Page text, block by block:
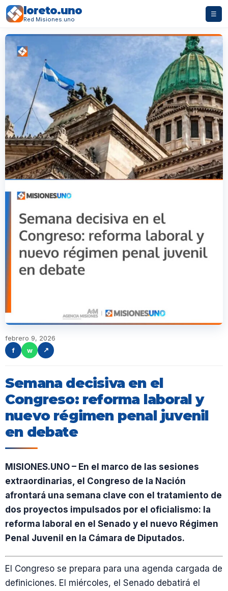
loreto.uno
Red Misiones.uno
☰
febrero 9, 2026
f
w ↗
Semana decisiva en el
Congreso: reforma laboral y
nuevo régimen penal juvenil
en debate
MISIONES.UNO – En el marco de las sesiones
extraordinarias, el Congreso de la Nación
afrontará una semana clave con el tratamiento de
dos proyectos impulsados por el oficialismo: la
reforma laboral en el Senado y el nuevo Régimen
Penal Juvenil en la Cámara de Diputados.
El Congreso se prepara para una agenda cargada de
definiciones. El miércoles, el Senado debatirá el